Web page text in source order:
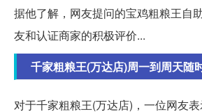
据他了解，网友提问的宝鸡粗粮王自
友和认证商家的积极评价...
千家粗粮王(万达店)周一到周天随
对于千家粗粮王(万达店)，一位网友